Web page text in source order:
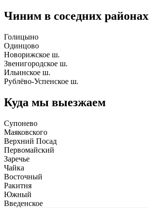
Чиним в соседних районах
Голицыно
Одинцово
Новорижское ш.
Звенигородское ш.
Ильинское ш.
Рублёво-Успенское ш.
Куда мы выезжаем
Супонево
Маяковского
Верхний Посад
Первомайский
Заречье
Чайка
Восточный
Ракитня
Южный
Введенское